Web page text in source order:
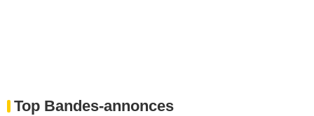
Top Bandes-annonces